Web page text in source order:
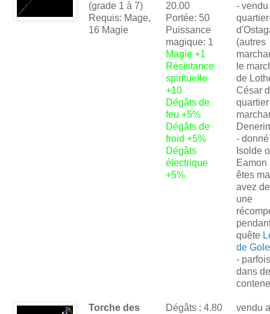
(grade 1 à 7)
Requis: Mage,
16 Magie
20.00
Portée: 50
Puissance
magique: 1
Magie +1
Résistance
spirituelle
+10
Dégâts de
feu +5%
Dégâts de
froid +5%
Dégâts
électrique
+5%
-
(autres
le
de
César
quartier
-
Isolde
Eamon
êtes
avez
une
quête
de
-
dans
Torche des
Dégâts : 4.80
vendu